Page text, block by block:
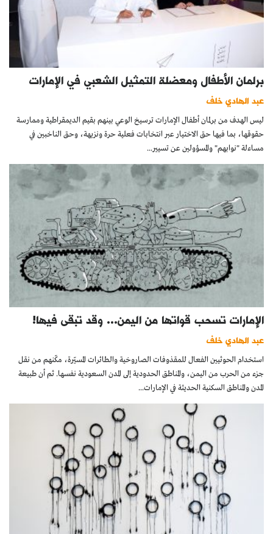
برلمان الأطفال ومعضلة التمثيل الشعبي في الإمارات
عبد الهادي خلف
ليس الهدف من برلمان أطفال الإمارات ترسيخ الوعي بينهم بقيم الديمقراطية وممارسة
حقوقها، بما فيها حق الاختيار عبر انتخابات فعلية حرة ونزيهة، وحق الناخبين في
مساءلة "نوابهم" والمسؤولين عن تسيير...
الإمارات تسحب قواتها من اليمن... وقد تبقى فيها!
عبد الهادي خلف
استخدام الحوثيين الفعال للمقذوفات الصاروخية والطائرات المسيّرة، مكّنهم من نقل
جزء من الحرب من اليمن، والمناطق الحدودية إلى المدن السعودية نفسها. ثم أن طبيعة
المدن والمناطق السكنية الحديثة في الإمارات...